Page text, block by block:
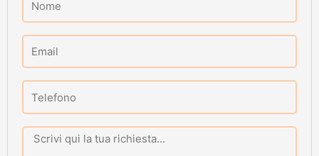
Message